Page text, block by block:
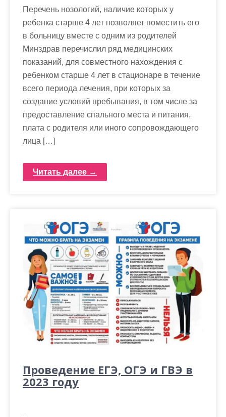
Перечень нозологий, наличие которых у
ребенка старше 4 лет позволяет поместить его
в больницу вместе с одним из родителей
Минздрав перечислил ряд медицинских
показаний, для совместного нахождения с
ребенком старше 4 лет в стационаре в течение
всего периода лечения, при которых за
создание условий пребывания, в том числе за
предоставление спального места и питания,
плата с родителя или иного сопровождающего
лица […]
Читать далее →
Проведение ЕГЭ, ОГЭ и ГВЭ в
2023 году